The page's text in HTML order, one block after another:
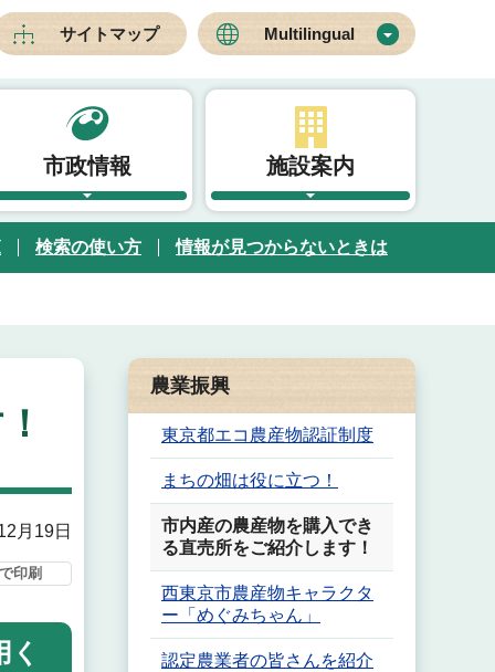
サイトマップ Multilingual
市政情報 施設案内
検索の使い方 情報が見つからないときは
月19日
印刷
農業振興
東京都エコ農産物認証制度
まちの畑は役に立つ！
市内産の農産物を購入でき
る直売所をご紹介します！
西東京市農産物キャラクタ
ー「めぐみちゃん」
認定農業者の皆さんを紹介